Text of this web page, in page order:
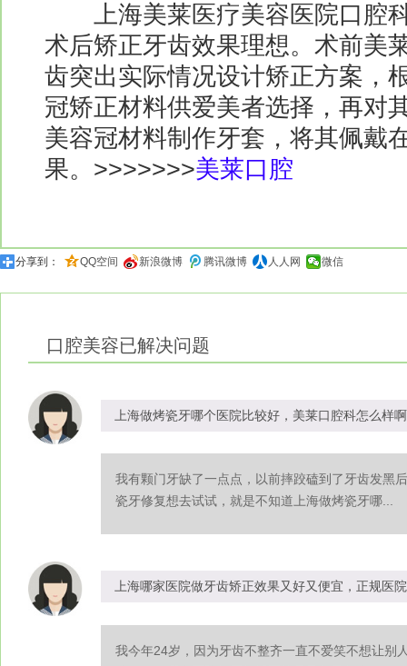
上海美莱医疗美容医院口腔
术后矫正牙齿效果理想。术前美
齿突出实际情况设计矫正方案，
冠矫正材料供爱美者选择，再对
美容冠材料制作牙套，将其佩戴
果。>>>>>>>美莱口腔
分享到： QQ空间 新浪微博 腾讯微博 人人网 微信
口腔美容已解决问题
上海做烤瓷牙哪个医院比较好，美莱口腔科怎么样啊
我有颗门牙缺了一点点，以前摔跤磕到了牙齿发黑
瓷牙修复想去试试，就是不知道上海做烤瓷牙哪...
上海哪家医院做牙齿矫正效果又好又便宜，正规医
我今年24岁，因为牙齿不整齐一直不爱笑不想让别